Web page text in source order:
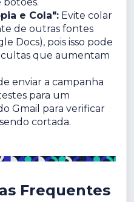
e Cola": Evite colar
de outras fontes
Docs), pois isso pode
que aumentam
enviar a campanha
para um
Gmail para verificar
cortada.
Frequentes